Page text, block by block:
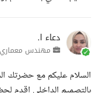
دعاء ا.
مهندس معماري